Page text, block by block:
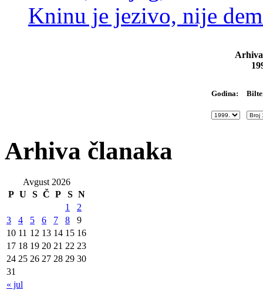
Kninu je jezivo, nije
Godina:
Arhiva članaka
Avgust 2026
P U S Č P S N
« jul
1
2
3
4 5 6 7 8
9
10 11 12 13 14 15 16
17 18 19 20 21 22 23
24 25 26 27 28 29 30
31